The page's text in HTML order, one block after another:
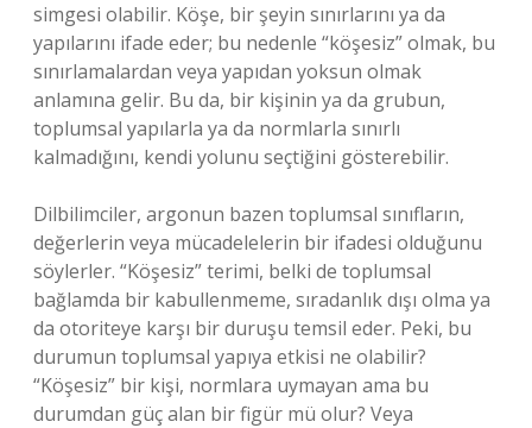
simgesi olabilir. Köşe, bir şeyin sınırlarını ya da
yapılarını ifade eder; bu nedenle “köşesiz” olmak, bu
sınırlamalardan veya yapıdan yoksun olmak
anlamına gelir. Bu da, bir kişinin ya da grubun,
toplumsal yapılarla ya da normlarla sınırlı
kalmadığını, kendi yolunu seçtiğini gösterebilir.
Dilbilimciler, argonun bazen toplumsal sınıfların,
değerlerin veya mücadelelerin bir ifadesi olduğunu
söylerler. “Köşesiz” terimi, belki de toplumsal
bağlamda bir kabullenmeme, sıradanlık dışı olma ya
da otoriteye karşı bir duruşu temsil eder. Peki, bu
durumun toplumsal yapıya etkisi ne olabilir?
“Köşesiz” bir kişi, normlara uymayan ama bu
durumdan güç alan bir figür mü olur? Veya